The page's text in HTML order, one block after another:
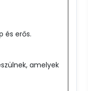
és erős.
amelyek